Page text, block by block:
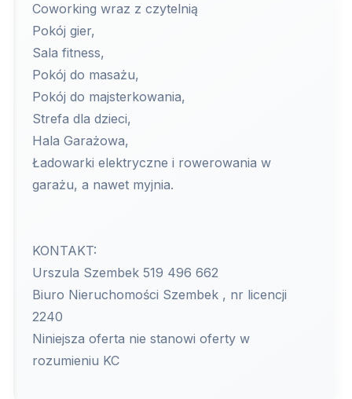
Coworking wraz z czytelnią
Pokój gier,
Sala fitness,
Pokój do masażu,
Pokój do majsterkowania,
Strefa dla dzieci,
Hala Garażowa,
Ładowarki elektryczne i rowerowania w
garażu, a nawet myjnia.
KONTAKT:
Urszula Szembek 519 496 662
Biuro Nieruchomości Szembek , nr licencji
2240
Niniejsza oferta nie stanowi oferty w
rozumieniu KC